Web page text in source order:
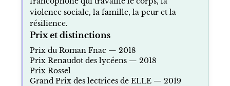
violence sociale, la famille, la peur et la
résilience.
Prix et distinctions
Prix du Roman Fnac — 2018
Prix Renaudot des lycéens — 2018
Prix Rossel
Grand Prix des lectrices de ELLE — 2019